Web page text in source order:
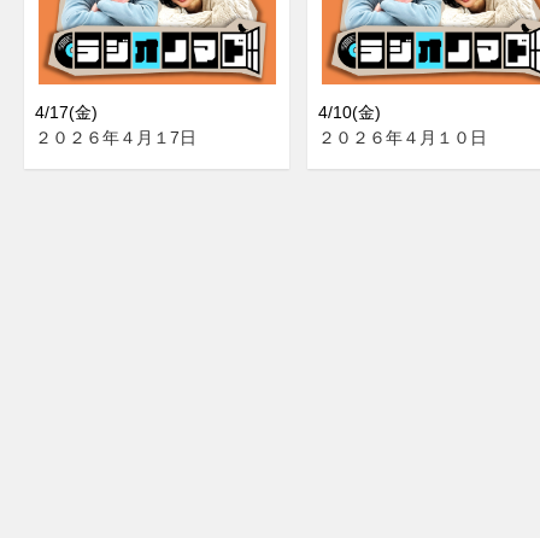
4/17(金)
２０２６年４月１7日
4/10(金)
２０２６年４月１０日